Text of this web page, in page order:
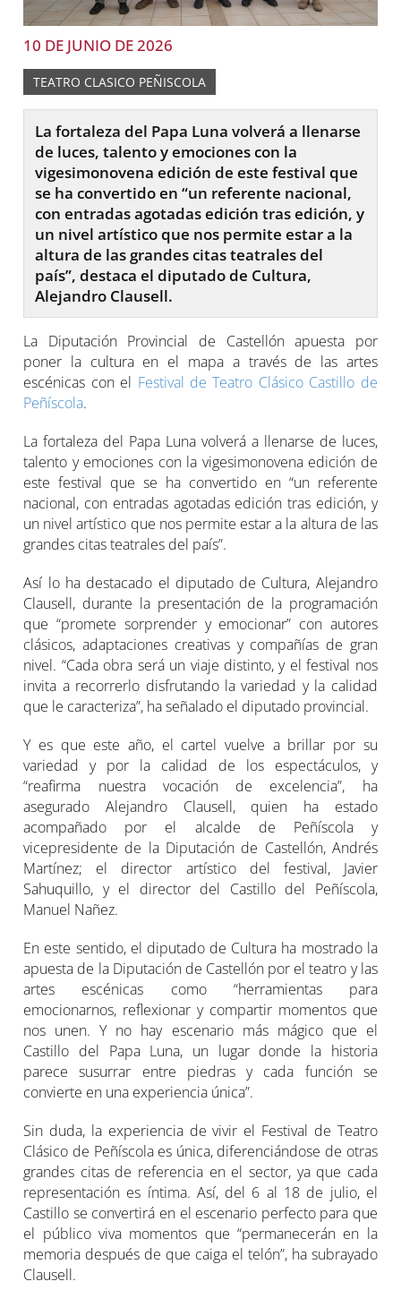
10 DE JUNIO DE 2026
TEATRO CLASICO PEÑISCOLA
La fortaleza del Papa Luna volverá a llenarse
de luces, talento y emociones con la
vigesimonovena edición de este festival que
se ha convertido en “un referente nacional,
con entradas agotadas edición tras edición, y
un nivel artístico que nos permite estar a la
altura de las grandes citas teatrales del
país”, destaca el diputado de Cultura,
Alejandro Clausell.
La Diputación Provincial de Castellón apuesta por
poner la cultura en el mapa a través de las artes
escénicas con el Festival de Teatro Clásico Castillo de
Peñíscola.
La fortaleza del Papa Luna volverá a llenarse de luces,
talento y emociones con la vigesimonovena edición de
este festival que se ha convertido en “un referente
nacional, con entradas agotadas edición tras edición, y
un nivel artístico que nos permite estar a la altura de las
grandes citas teatrales del país”.
Así lo ha destacado el diputado de Cultura, Alejandro
Clausell, durante la presentación de la programación
que “promete sorprender y emocionar” con autores
clásicos, adaptaciones creativas y compañías de gran
nivel. “Cada obra será un viaje distinto, y el festival nos
invita a recorrerlo disfrutando la variedad y la calidad
que le caracteriza”, ha señalado el diputado provincial.
Y es que este año, el cartel vuelve a brillar por su
variedad y por la calidad de los espectáculos, y
“reafirma nuestra vocación de excelencia”, ha
asegurado Alejandro Clausell, quien ha estado
acompañado por el alcalde de Peñíscola y
vicepresidente de la Diputación de Castellón, Andrés
Martínez; el director artístico del festival, Javier
Sahuquillo, y el director del Castillo del Peñíscola,
Manuel Nañez.
En este sentido, el diputado de Cultura ha mostrado la
apuesta de la Diputación de Castellón por el teatro y las
artes escénicas como “herramientas para
emocionarnos, reflexionar y compartir momentos que
nos unen. Y no hay escenario más mágico que el
Castillo del Papa Luna, un lugar donde la historia
parece susurrar entre piedras y cada función se
convierte en una experiencia única”.
Sin duda, la experiencia de vivir el Festival de Teatro
Clásico de Peñíscola es única, diferenciándose de otras
grandes citas de referencia en el sector, ya que cada
representación es íntima. Así, del 6 al 18 de julio, el
Castillo se convertirá en el escenario perfecto para que
el público viva momentos que “permanecerán en la
memoria después de que caiga el telón”, ha subrayado
Clausell.